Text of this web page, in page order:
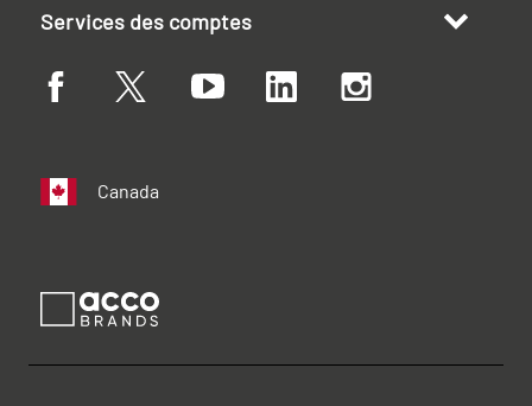
Services des comptes
Canada